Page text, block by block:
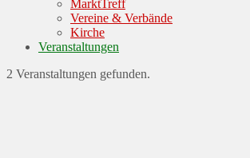
MarktTreff
Vereine & Verbände
Kirche
Veranstaltungen
2 Veranstaltungen gefunden.